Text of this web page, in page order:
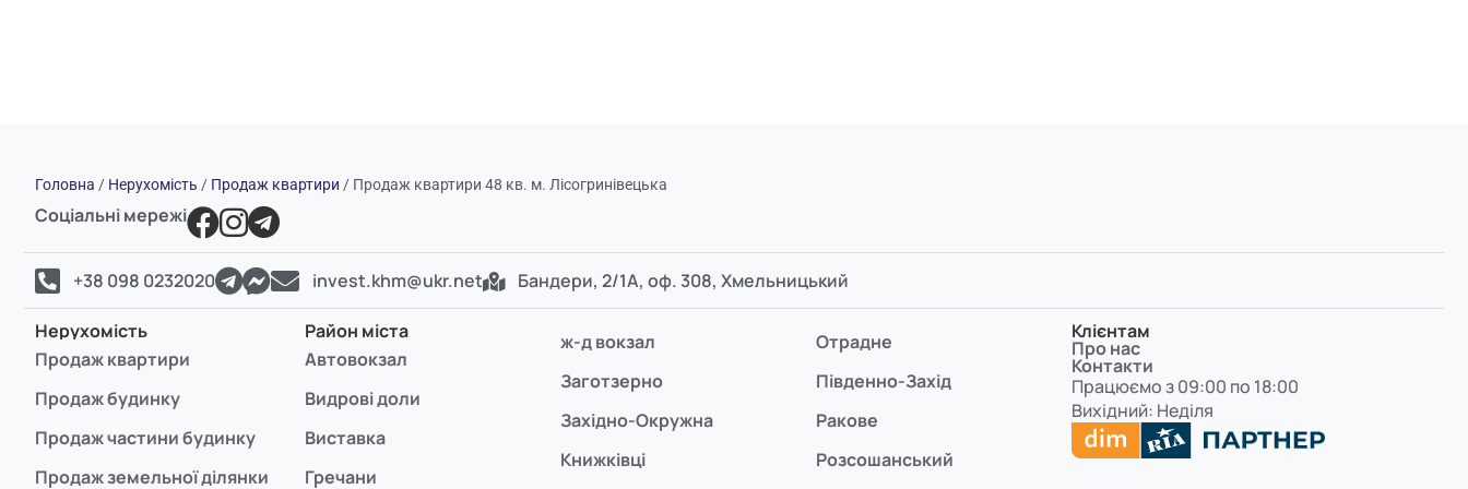
Головна / Нерухомість / Продаж квартири / Продаж квартири 48 кв. м. Лісогринівецька
Соціальні мережі
+38 098 0232020 invest.khm@ukr.net Бандери, 2/1А, оф. 308, Хмельницький
Нерухомість
Продаж квартири
Продаж будинку
Продаж частини будинку
Продаж земельної ділянки
Район міста
Автовокзал
Видрові доли
Виставка
Гречани
ж-д вокзал
Заготзерно
Західно-Окружна
Книжківці
Отрадне
Південно-Захід
Ракове
Розсошанський
Клієнтам
Про нас
Контакти
Працюємо з 09:00 по 18:00
Вихідний: Неділя